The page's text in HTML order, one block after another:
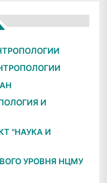
И
"НАУКА И
УРОВНЯ НЦМУ